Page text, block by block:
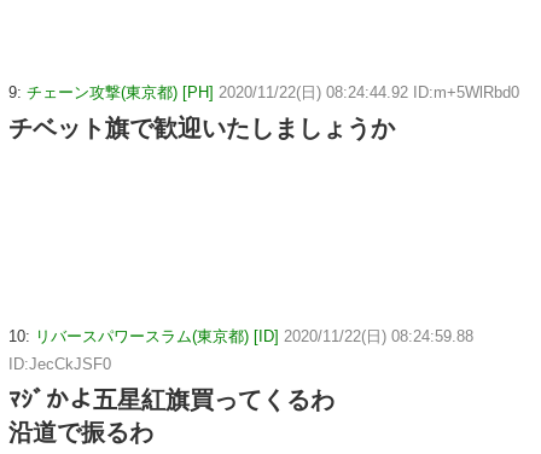
9: チェーン攻撃(東京都) [PH] 2020/11/22(日) 08:24:44.92 ID:m+5WlRbd0
チベット旗で歓迎いたしましょうか
10: リバースパワースラム(東京都) [ID] 2020/11/22(日) 08:24:59.88
ID:JecCkJSF0
ﾏｼﾞかよ五星紅旗買ってくるわ
沿道で振るわ